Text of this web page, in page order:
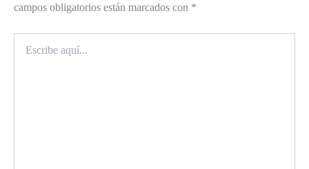
campos obligatorios están marcados con *
aquí...